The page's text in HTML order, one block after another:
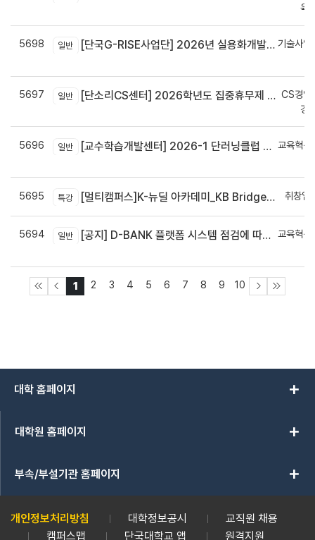
육
5698 일반 [단국G-RISE사업단] 2026년 실용화개발 지원(Grant) 과제 공고_~8/14(금)까지
기술사업
5697 일반 [단소리CS센터] 2026학년도 집중휴무제 안내 (EMS 및 이메일 발송 접수기한 : 7/24(금) 오후 12시까지)
CS경영
경
5696 일반 [교수학습개발센터] 2026-1 단러닝클럽 Best Practice 공모전 결과 안내
교육혁신
5695 특강 [멀티캠퍼스]K-뉴딜 아카데미_KB Bridge 과정 취창업
5694 일반 [공지] D-BANK 플랫폼 시스템 점검에 따른 서비스 일시 중단 안내
교육혁신
1 2 3 4 5 6 7 8 9 10
대학 홈페이지 add
대학원 홈페이지 add
부속/부설기관 홈페이지 add
개인정보처리방침 대학정보공시
교직원 채용
캠퍼스맵
단국대학교 앱 원격지원